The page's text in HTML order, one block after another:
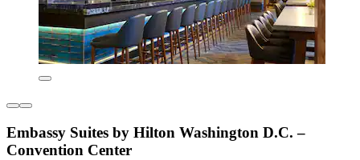
Embassy Suites by Hilton Washington D.C. –
Convention Center